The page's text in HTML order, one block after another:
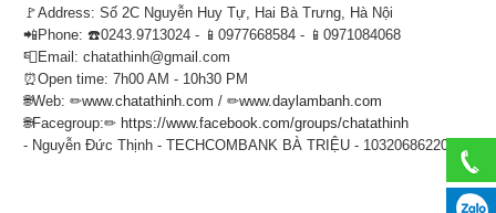
🚩Address: Số 2C Nguyễn Huy Tự, Hai Bà Trưng, Hà Nội
📲Phone: ☎️0243.9713024 - 📱0977668584 - 📱0971084068
📮Email: chatathinh@gmail.com
⏰Open time: 7h00 AM - 10h30 PM
🌐Web: ✏www.chatathinh.com / ✏www.daylambanh.com
🌐Facegroup:✏ https://www.facebook.com/groups/chatathinh
- Nguyễn Đức Thịnh - TECHCOMBANK BÀ TRIỆU - 10320686220012